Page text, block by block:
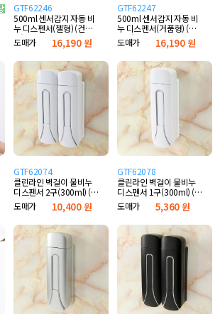
GTF62246
500ml 센서감지 자동 비
누 디스펜서(젤형) (건전
지)
도매가 16,190 원
GTF62247
500ml 센서감지 자동 비
누 디스펜서(거품형) (건
전지)
도매가 16,190 원
GTF62074
클린라인 벽걸이 물비누
디스펜서 2구(300ml) (화
이트)
도매가 10,400 원
GTF62078
클린라인 벽걸이 물비누
디스펜서 1구(300ml) (화
이트)
도매가 5,360 원